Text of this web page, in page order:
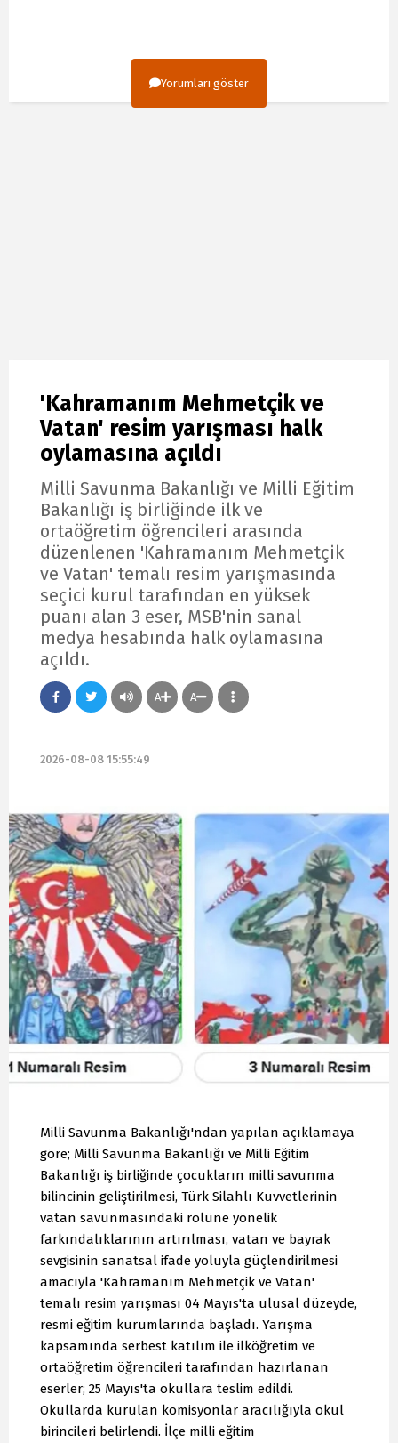
Yorumları göster
'Kahramanım Mehmetçik ve
Vatan' resim yarışması halk
oylamasına açıldı
Milli Savunma Bakanlığı ve Milli Eğitim
Bakanlığı iş birliğinde ilk ve
ortaöğretim öğrencileri arasında
düzenlenen 'Kahramanım Mehmetçik
ve Vatan' temalı resim yarışmasında
seçici kurul tarafından en yüksek
puanı alan 3 eser, MSB'nin sanal
medya hesabında halk oylamasına
açıldı.
A A
2026-08-08 15:55:49
Milli Savunma Bakanlığı'ndan yapılan açıklamaya
göre; Milli Savunma Bakanlığı ve Milli Eğitim
Bakanlığı iş birliğinde çocukların milli savunma
bilincinin geliştirilmesi, Türk Silahlı Kuvvetlerinin
vatan savunmasındaki rolüne yönelik
farkındalıklarının artırılması, vatan ve bayrak
sevgisinin sanatsal ifade yoluyla güçlendirilmesi
amacıyla 'Kahramanım Mehmetçik ve Vatan'
temalı resim yarışması 04 Mayıs'ta ulusal düzeyde,
resmi eğitim kurumlarında başladı. Yarışma
kapsamında serbest katılım ile ilköğretim ve
ortaöğretim öğrencileri tarafından hazırlanan
eserler; 25 Mayıs'ta okullara teslim edildi.
Okullarda kurulan komisyonlar aracılığıyla okul
birincileri belirlendi. İlçe milli eğitim